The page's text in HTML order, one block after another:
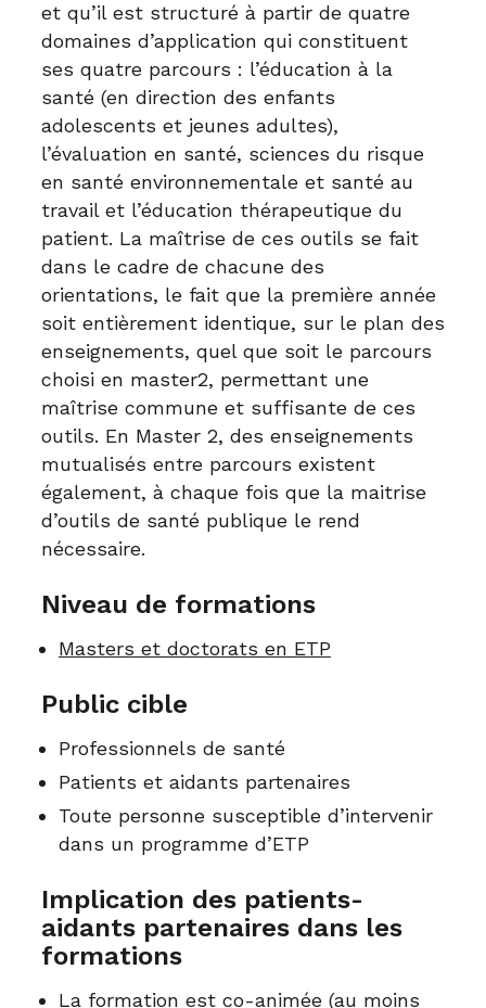
et qu’il est structuré à partir de quatre
domaines d’application qui constituent
ses quatre parcours : l’éducation à la
santé (en direction des enfants
adolescents et jeunes adultes),
l’évaluation en santé, sciences du risque
en santé environnementale et santé au
travail et l’éducation thérapeutique du
patient. La maîtrise de ces outils se fait
dans le cadre de chacune des
orientations, le fait que la première année
soit entièrement identique, sur le plan des
enseignements, quel que soit le parcours
choisi en master2, permettant une
maîtrise commune et suffisante de ces
outils. En Master 2, des enseignements
mutualisés entre parcours existent
également, à chaque fois que la maitrise
d’outils de santé publique le rend
nécessaire.
Niveau de formations
Masters et doctorats en ETP
Public cible
Professionnels de santé
Patients et aidants partenaires
Toute personne susceptible d’intervenir
dans un programme d’ETP
Implication des patients-
aidants partenaires dans les
formations
La formation est co-animée (au moins